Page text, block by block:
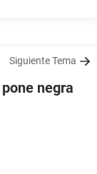
Siguiente Tema
negra